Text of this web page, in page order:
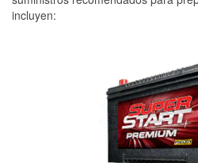
incluyen: